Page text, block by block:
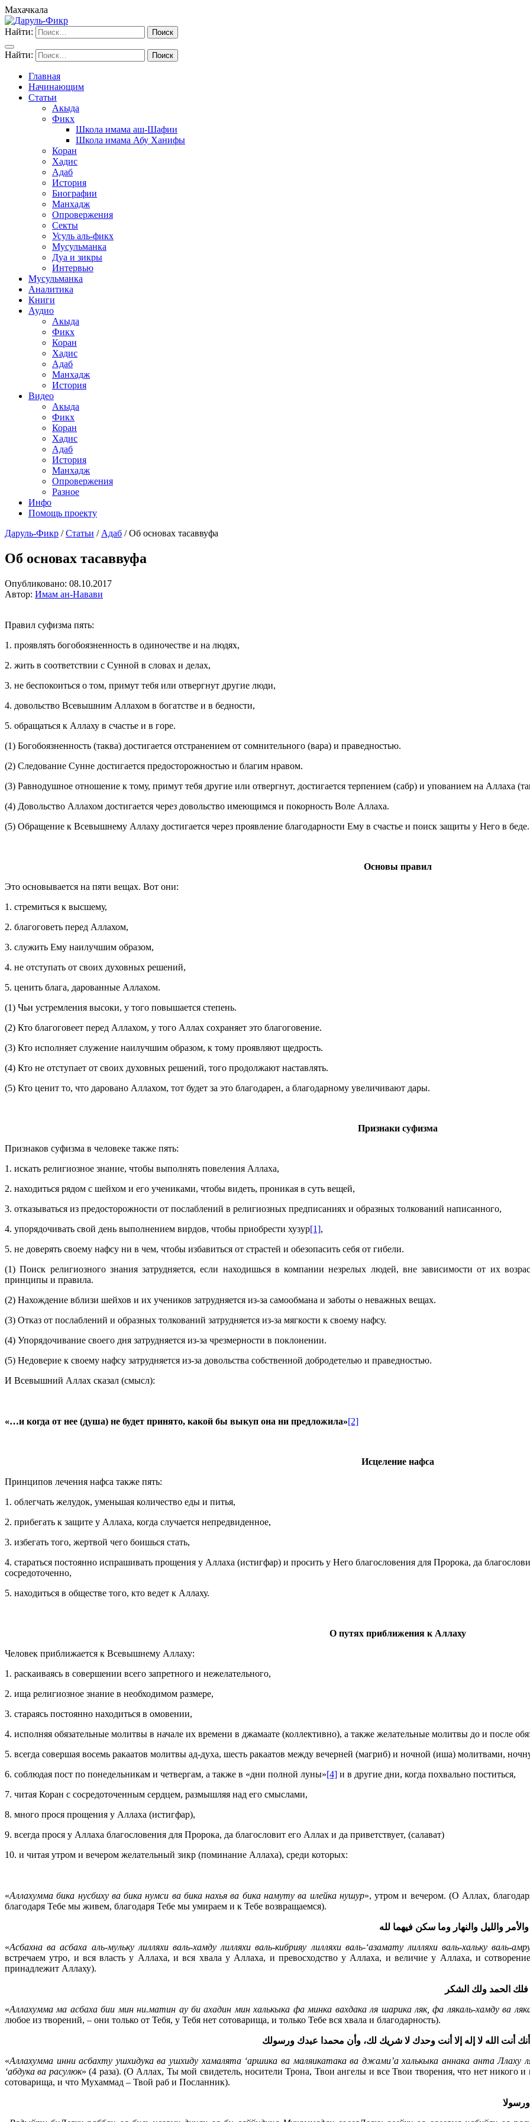
Махачкала
Найти:
Найти:
Главная
Начинающим
Статьи
Акыда
Фикх
Школа имама аш-Шафии
Школа имама Абу Ханифы
Коран
Хадис
Адаб
История
Биографии
Манхадж
Опровержения
Секты
Усуль аль-фикх
Мусульманка
Дуа и зикры
Интервью
Мусульманка
Аналитика
Книги
Аудио
Акыда
Фикх
Коран
Хадис
Адаб
Манхадж
История
Видео
Акыда
Фикх
Коран
Хадис
Адаб
История
Манхадж
Опровержения
Разное
Инфо
Помощь проекту
Даруль-Фикр /Статьи / Адаб /Об основах тасаввуфа
Об основах тасаввуфа
Опубликовано: 08.10.2017
Автор: Имам ан-Навави
Правил суфизма пять:
1. проявлять богобоязненность в одиночестве и на людях,
2. жить в соответствии с Сунной в словах и делах,
3. не беспокоиться о том, примут тебя или отвергнут другие люди,
4. довольство Всевышним Аллахом в богатстве и в бедности,
5. обращаться к Аллаху в счастье и в горе.
(1) Богобоязненность (таква) достигается отстранением от сомнительного (вара) и праведностью.
(2) Следование Сунне достигается предосторожностью и благим нравом.
(3) Равнодушное отношение к тому, примут тебя другие или отвергнут, достигается терпением (сабр) и упованием на Аллаха
(4) Довольство Аллахом достигается через довольство имеющимся и покорность Воле Аллаха.
(5) Обращение к Всевышнему Аллаху достигается через проявление благодарности Ему в счастье и поиск защиты у Него в беде.
Основы правил
Это основывается на пяти вещах. Вот они:
1. стремиться к высшему,
2. благоговеть перед Аллахом,
3. служить Ему наилучшим образом,
4. не отступать от своих духовных решений,
5. ценить блага, дарованные Аллахом.
(1) Чьи устремления высоки, у того повышается степень.
(2) Кто благоговеет перед Аллахом, у того Аллах сохраняет это благоговение.
(3) Кто исполняет служение наилучшим образом, к тому проявляют щедрость.
(4) Кто не отступает от своих духовных решений, того продолжают наставлять.
(5) Кто ценит то, что даровано Аллахом, тот будет за это благодарен, а благодарному увеличивают дары.
Признаки суфизма
Признаков суфизма в человеке также пять:
1. искать религиозное знание, чтобы выполнять повеления Аллаха,
2. находиться рядом с шейхом и его учениками, чтобы видеть, проникая в суть вещей,
3. отказываться из предосторожности от послаблений в религиозных предписаниях и образных толкований написанного,
4. упорядочивать свой день выполнением вирдов, чтобы приобрести хузур[1],
5. не доверять своему нафсу ни в чем, чтобы избавиться от страстей и обезопасить себя от гибели.
(1) Поиск религиозного знания затрудняется, если находишься в компании незрелых людей, вне зависимости от их
принципы и правила.
(2) Нахождение вблизи шейхов и их учеников затрудняется из-за самообмана и заботы о неважных вещах.
(3) Отказ от послаблений и образных толкований затрудняется из-за мягкости к своему нафсу.
(4) Упорядочивание своего дня затрудняется из-за чрезмерности в поклонении.
(5) Недоверие к своему нафсу затрудняется из-за довольства собственной добродетелью и праведностью.
И Всевышний Аллах сказал (смысл):
«…и когда от нее (душа) не будет принято, какой бы выкуп она ни предложила»[2]
Исцеление нафса
Принципов лечения нафса также пять:
1. облегчать желудок, уменьшая количество еды и питья,
2. прибегать к защите у Аллаха, когда случается непредвиденное,
3. избегать того, жертвой чего боишься стать,
4. стараться постоянно испрашивать прощения у Аллаха (истигфар) и просить у Него благословения для Пророка, да
сосредоточенно,
5. находиться в обществе того, кто ведет к Аллаху.
О путях приближения к Аллаху
Человек приближается к Всевышнему Аллаху:
1. раскаиваясь в совершении всего запретного и нежелательного,
2. ища религиозное знание в необходимом размере,
3. стараясь постоянно находиться в омовении,
4. исполняя обязательные молитвы в начале их времени в джамаате (коллективно), а также желательные молитвы до и после
5. всегда совершая восемь ракаатов молитвы ад-духа, шесть ракаатов между вечерней (магриб) и ночной (иша) молитвами,
6. соблюдая пост по понедельникам и четвергам, а также в «дни полной луны»[4] и в другие дни, когда похвально поститься,
7. читая Коран с сосредоточенным сердцем, размышляя над его смыслами,
8. много прося прощения у Аллаха (истигфар),
9. всегда прося у Аллаха благословения для Пророка, да благословит его Аллах и да приветствует, (салават)
10. и читая утром и вечером желательный зикр (поминание Аллаха), среди которых:
«Аллахумма бика нусбиху ва бика нумси ва бика нахья ва бика намуту ва илейка нушур», утром и вечером. (О Аллах,
благодаря Тебе мы живем, благодаря Тебе мы умираем и к Тебе возвращаемся).
والليل والنهار وما سكن فيهما لله
«Асбахна ва асбаха аль-мульку лилляхи валь-хамду лилляхи валь-кибрияу лилляхи валь-‘азамату лилляхи валь-хальку валь-
встречаем утро, и вся власть у Аллаха, и вся хвала у Аллаха, и превосходство у Аллаха, и величие у Аллаха, и
принадлежит Аллаху).
الحمد ولك الشكر
«Аллахумма ма асбаха бии мин ни.матин ау би ахадин мин халькыка фа минка вахдака ля шарика ляк, фа лякаль-хамду ва
любое из творений, – они только от Тебя, у Тебя нет сотоварища, и только Тебе вся хвала и благодарность).
أنت الله لا إله إلا أنت وحدك لا شريك لك، وأن محمدا عبدك ورسولك
«Аллахумма инни асбахту ушхидука ва ушхиду хамалята ‘аршика ва маляикатака ва джами’а халькыка аннака анта Ллаху
‘абдука ва расулюк» (4 раза). (О Аллах, Ты мой свидетель, носители Трона, Твои ангелы и все Твои творения, что нет никого
сотоварища, и что Мухаммад – Твой раб и Посланник).